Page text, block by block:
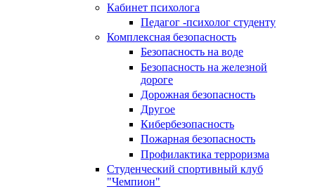
Кабинет психолога
Педагог -психолог студенту
Комплексная безопасность
Безопасность на воде
Безопасность на железной
дороге
Дорожная безопасность
Другое
Кибербезопасность
Пожарная безопасность
Профилактика терроризма
Студенческий спортивный клуб
"Чемпион"